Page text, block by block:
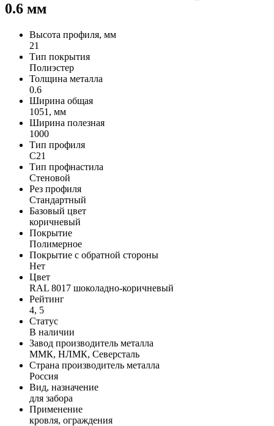
0.6 мм
Высота профиля, мм
21
Тип покрытия
Полиэстер
Толщина металла
0.6
Ширина общая
1051, мм
Ширина полезная
1000
Тип профиля
С21
Тип профнастила
Стеновой
Рез профиля
Стандартный
Базовый цвет
коричневый
Покрытие
Полимерное
Покрытие с обратной стороны
Нет
Цвет
RAL 8017 шоколадно-коричневый
Рейтинг
4, 5
Статус
В наличии
Завод производитель металла
ММК, НЛМК, Северсталь
Страна производитель металла
Россия
Вид, назначение
для забора
Применение
кровля, ограждения